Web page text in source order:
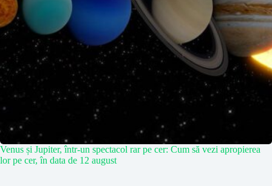
Venus și Jupiter, într-un spectacol rar pe cer: Cum să vezi apropierea
lor pe cer, în data de 12 august